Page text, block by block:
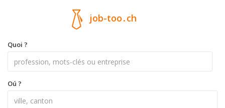
job-too.ch
Quoi ?
Oú ?